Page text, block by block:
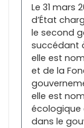
Le 31 mars
d’État
le second
succédant
elle est
et de la
elle est
écologique
dans le